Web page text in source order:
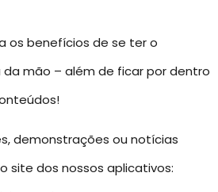
os benefícios de se ter o
mão – além de ficar por dentro
demonstrações ou notícias
site dos nossos aplicativos: